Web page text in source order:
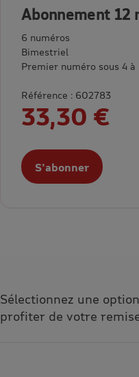
Abonnement 12
6 numéros
Bimestriel
Premier numéro sous 4 à
Référence : 602783
33,30 €
S'abonner
Sélectionnez une
profiter de votre